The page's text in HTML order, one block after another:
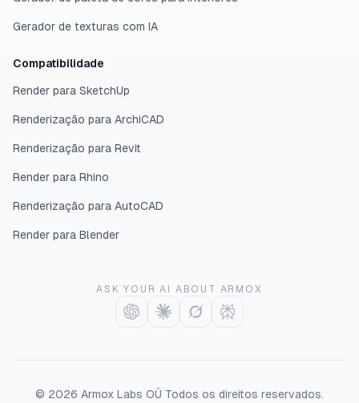
Gerador de texturas com IA
Compatibilidade
Render para SketchUp
Renderização para ArchiCAD
Renderização para Revit
Render para Rhino
Renderização para AutoCAD
Render para Blender
ASK YOUR AI ABOUT ARMOX
© 2026 Armox Labs OÜ Todos os direitos reservados.